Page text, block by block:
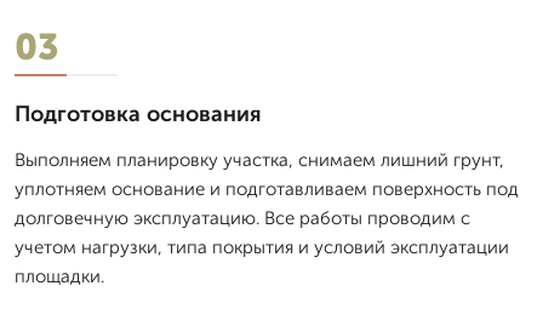
03
Подготовка основания
Выполняем планировку участка, снимаем лишний грунт,
уплотняем основание и подготавливаем поверхность под
долговечную эксплуатацию. Все работы проводим с
учетом нагрузки, типа покрытия и условий эксплуатации
площадки.